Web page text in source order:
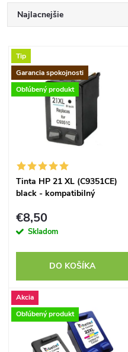
R
a
d
e
e
p
o
d
Najlacnejšie
Najpredávanejšie
Abecedne
V
ý
s
p
d
u
Tip
Garancia spokojnosti
Obľúbený produkt
Tinta HP 21 XL (C9351CE)
black - kompatibilný
€8,50
Skladom
DO KOŠÍKA
Akcia
Obľúbený produkt